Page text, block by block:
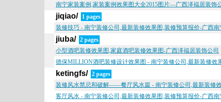
南宁家装案例,家装案例效果图大全2015图片—广西泽福居装饰
jiqiao/ 1 pages
装修技巧 - 南宁装修公司,最新装修效果图,装修预算报价-广西
jiuba/ 2 pages
小型酒吧装修效果图,家庭酒吧装修效果图-广西泽福居装饰公司
德保MILLION酒吧装修设计效果图 - 南宁装修公司,最新装修效
ketingfs/ 2 pages
装修风水禁忌和破解——餐厅风水篇 - 南宁装修公司,最新装修
客厅风水 - 南宁装修公司,最新装修效果图,装修预算报价-广西